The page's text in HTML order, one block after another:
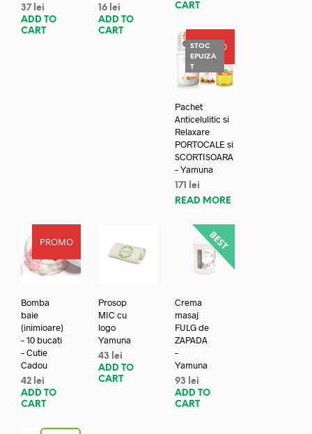
37 lei
ADD TO
CART
16 lei
ADD TO
CART
CART
PROMO
STOC
EPUIZA
T
Pachet
Anticelulitic si
Relaxare
PORTOCALE si
SCORTISOARA
– Yamuna
171
lei
READ MORE
PROMO
Bomba
baie
(inimioare)
– 10 bucati
– Cutie
Cadou
42 lei
ADD TO
CART
Prosop
MIC cu
logo
Yamuna
43
lei
ADD TO
CART
Crema
masaj
FULG de
ZAPADA
–
Yamuna
93
lei
ADD TO
CART